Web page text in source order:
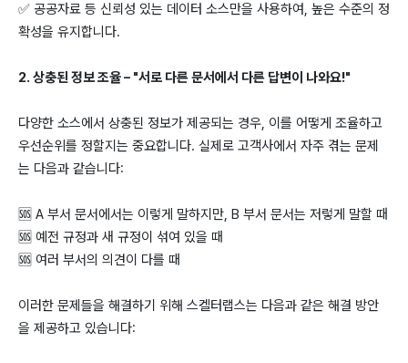
✅ 공공자료 등 신뢰성 있는 데이터 소스만을 사용하여, 높은 수준의 정
확성을 유지합니다.
2. 상충된 정보 조율 – "서로 다른 문서에서 다른 답변이 나와요!"
다양한 소스에서 상충된 정보가 제공되는 경우, 이를 어떻게 조율하고
우선순위를 정할지는 중요합니다. 실제로 고객사에서 자주 겪는 문제
는 다음과 같습니다:
🆘 A 부서 문서에서는 이렇게 말하지만, B 부서 문서는 저렇게 말할 때
🆘 예전 규정과 새 규정이 섞여 있을 때
🆘 여러 부서의 의견이 다를 때
이러한 문제들을 해결하기 위해 스켈터랩스는 다음과 같은 해결 방안
을 제공하고 있습니다: